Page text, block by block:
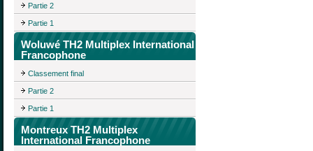
Partie 2
Partie 1
Woluwé TH2 Multiplex International
Francophone
Classement final
Partie 2
Partie 1
Montreux TH2 Multiplex
International Francophone